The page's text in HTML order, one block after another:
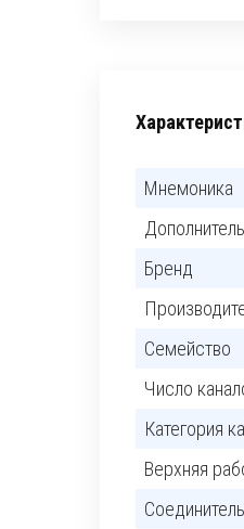
Мнемоника
Бренд
Семейство
Число
Категория
Верхняя